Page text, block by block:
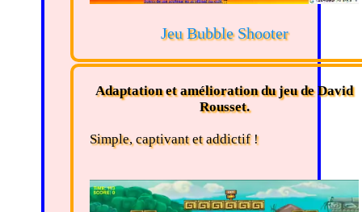
Jeu Bubble Shooter
Adaptation et amélioration du jeu de David
Rousset.
Simple, captivant et addictif !